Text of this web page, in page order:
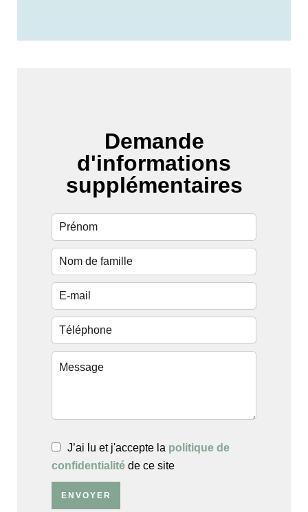
Demande
d'informations
supplémentaires
J’ai lu et j'accepte la politique de
confidentialité de ce site
ENVOYER